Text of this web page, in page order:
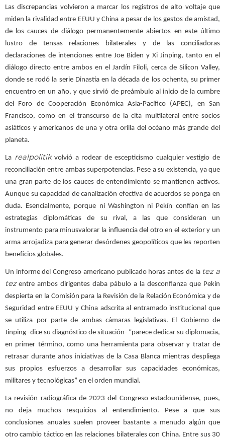
Las discrepancias volvieron a marcar los registros de alto voltaje que
miden la rivalidad entre EEUU y China a pesar de los gestos de amistad,
de los cauces de diálogo permanentemente abiertos en este último
lustro de tensas relaciones bilaterales y de las conciliadoras
declaraciones de intenciones entre Joe Biden y Xi Jinping, tanto en el
diálogo directo entre ambos en el Jardín Filoli, cerca de Silicon Valley,
donde se rodó la serie Dinastía en la década de los ochenta, su primer
encuentro en un año, y que sirvió de preámbulo al inicio de la cumbre
del Foro de Cooperación Económica Asia-Pacífico (APEC), en San
Francisco, como en el transcurso de la cita multilateral entre socios
asiáticos y americanos de una y otra orilla del océano más grande del
planeta.
La realpolitikvolvió a rodear de escepticismo cualquier vestigio de
reconciliación entre ambas superpotencias. Pese a su existencia, ya que
una gran parte de los cauces de entendimiento se mantienen activos.
Aunque su capacidad de canalización efectiva de acuerdos se ponga en
duda. Esencialmente, porque ni Washington ni Pekín confían en las
estrategias diplomáticas de su rival, a las que consideran un
instrumento para minusvalorar la influencia del otro en el exterior y un
arma arrojadiza para generar desórdenes geopolíticos que les reporten
beneficios globales.
Un informe del Congreso americano publicado horas antes de la tez a
tezentre ambos dirigentes daba pábulo a la desconfianza que Pekín
despierta en la Comisión para la Revisión de la Relación Económica y de
Seguridad entre EEUU y China adscrita al entramado institucional que
se utiliza por parte de ambas cámaras legislativas. El Gobierno de
Jinping -dice su diagnóstico de situación- “parece dedicar su diplomacia,
en primer término, como una herramienta para observar y tratar de
retrasar durante años iniciativas de la Casa Blanca mientras despliega
sus propios esfuerzos a desarrollar sus capacidades económicas,
militares y tecnológicas” en el orden mundial.
La revisión radiográfica de 2023 del Congreso estadounidense, pues,
no deja muchos resquicios al entendimiento. Pese a que sus
conclusiones anuales suelen proveer bastante a menudo algún que
otro cambio táctico en las relaciones bilaterales con China. Entre sus 30